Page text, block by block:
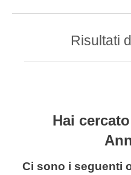
L'Archivio
Risultati
Hai cercato
Ci sono i seguenti